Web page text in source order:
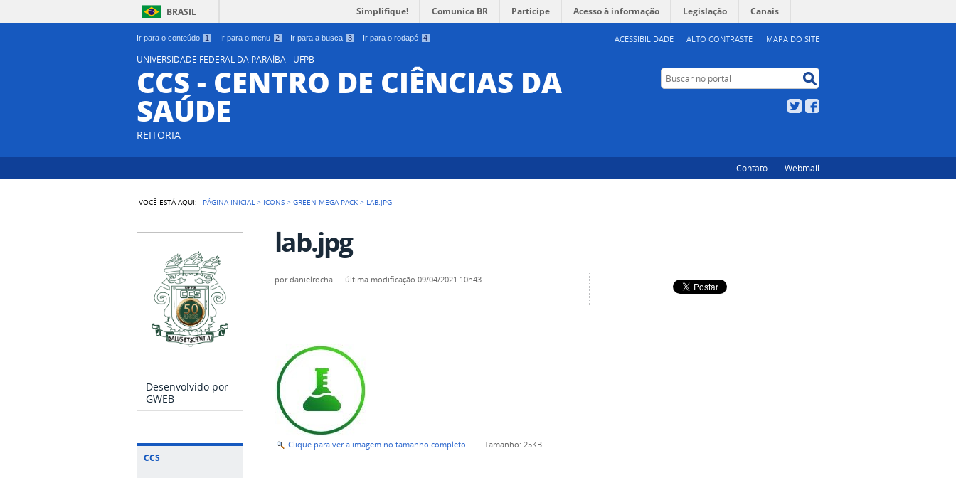
Ir para o conteúdo 1 Ir para o menu 2 Ir para a busca 3 Ir para o rodapé 4 ACESSIBILIDADE ALTO CONTRASTE MAPA DO SITE
BRASIL Simplifique! Comunica BR Participe Acesso à informação Legislação Canais
UNIVERSIDADE FEDERAL DA PARAÍBA - UFPB
CCS - CENTRO DE CIÊNCIAS DA
SAÚDE
REITORIA
Buscar no portal
Twitter
Contato Webmail
VOCÊ ESTÁ AQUI: PÁGINA INICIAL > ICONS >GREEN MEGA PACK > LAB.JPG
Desenvolvido por
GWEB
CCS
lab.jpg
pordanielrocha — última modificação 09/04/2021 10h43
Clique para ver a imagem no tamanho completo… —Tamanho: 25KB